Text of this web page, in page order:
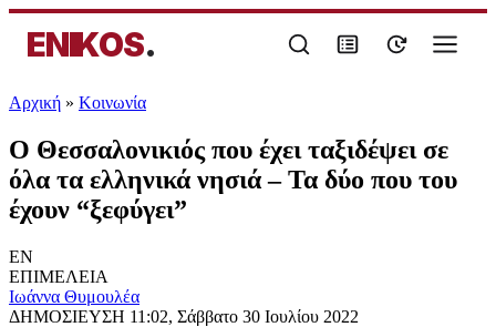
ENIKOS.
Αρχική » Κοινωνία
Ο Θεσσαλονικιός που έχει ταξιδέψει σε
όλα τα ελληνικά νησιά – Τα δύο που του
έχουν “ξεφύγει”
EN
ΕΠΙΜΕΛΕΙΑ
Ιωάννα Θυμουλέα
ΔΗΜΟΣΙΕΥΣΗ 11:02, Σάββατο 30 Ιουλίου 2022